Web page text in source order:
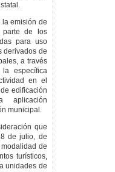
la emisión de
parte de los
para uso
derivados de
a través
específica
en el
edificación
aplicación
municipal.
que
de julio, de
de
turísticos,
unidades de